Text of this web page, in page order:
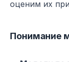
оценим их
Понимание